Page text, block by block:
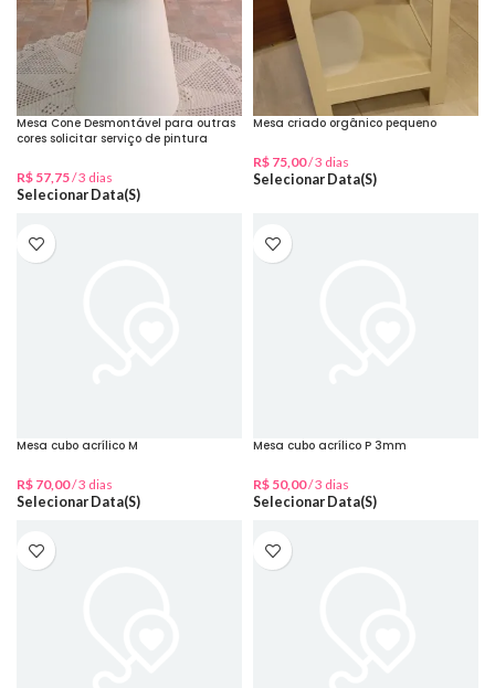
Mesa Cone Desmontável para outras
cores solicitar serviço de pintura
R$ 57,75/ 3 dias
Selecionar Data(s)
Mesa criado orgânico pequeno
R$ 75,00/ 3 dias
Selecionar Data(s)
Mesa cubo acrílico M
R$ 70,00/ 3 dias
Selecionar Data(s)
Mesa cubo acrílico P 3mm
R$ 50,00/ 3 dias
Selecionar Data(s)